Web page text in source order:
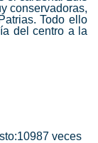
conservadoras,
Todo ello
del centro a la
veces